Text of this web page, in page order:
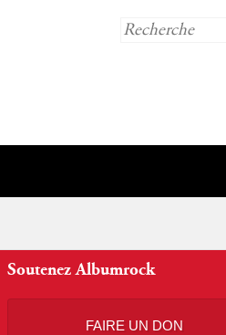
Soutenez Albumrock
FAIRE UN DON